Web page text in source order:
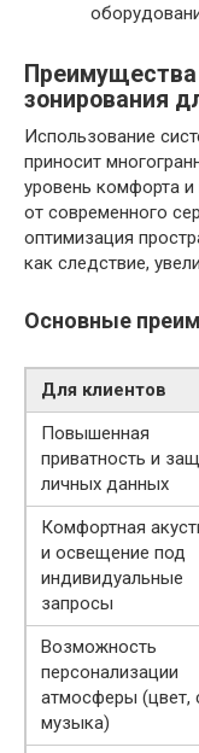
Преимущества
зонирования
Использование
приносит
уровень комфорта
от современного
оптимизация
как следствие,
Основные
Для клиентов
Повышенная
приватность и
личных данных
Комфортная
и освещение под
индивидуальные
запросы
Возможность
персонализации
атмосферы (цвет,
музыка)